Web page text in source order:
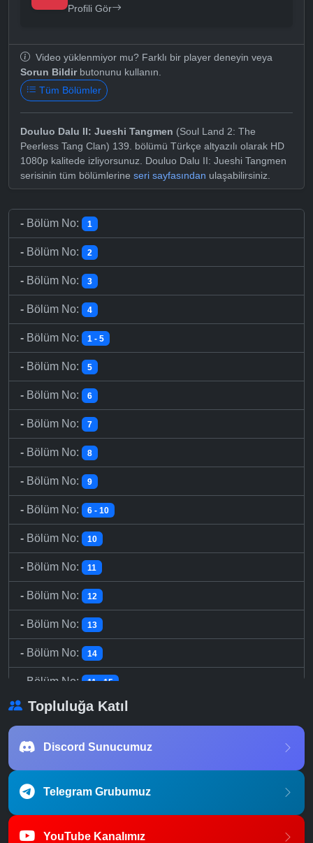
Profili Gör
Video yüklenmiyor mu? Farklı bir player deneyin veya
Sorun Bildirbutonunu kullanın.
Tüm Bölümler
Douluo Dalu II: Jueshi Tangmen (Soul Land 2: The
Peerless Tang Clan) 139. bölümü Türkçe altyazılı olarak HD
1080p kalitede izliyorsunuz. Douluo Dalu II: Jueshi Tangmen
serisinin tüm bölümlerine seri sayfasından ulaşabilirsiniz.
- Bölüm No: 1
- Bölüm No: 2
- Bölüm No: 3
- Bölüm No: 4
- Bölüm No: 1 - 5
- Bölüm No: 5
- Bölüm No: 6
- Bölüm No: 7
- Bölüm No: 8
- Bölüm No: 9
- Bölüm No: 6 - 10
- Bölüm No: 10
- Bölüm No: 11
- Bölüm No: 12
- Bölüm No: 13
- Bölüm No: 14
Bölüm No: 11 - 15
- Bölüm No: 15
- Bölüm No:
-Bölüm No: 21
Topluluğa Katıl
Discord Sunucumuz
Telegram Grubumuz
YouTube Kanalımız